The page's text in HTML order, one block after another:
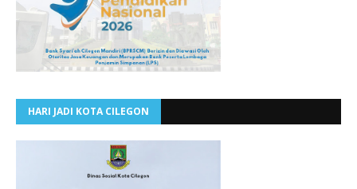
HARI JADI KOTA CILEGON